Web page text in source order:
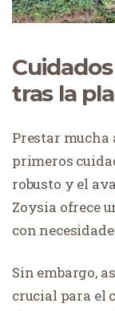
tras la
Prestar
primeros
robusto y el
Zoysia ofrece
con
Sin embargo,
crucial para el